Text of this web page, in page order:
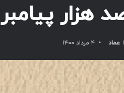
هزار پیامبر
عماد ۴ مرداد ۱۴۰۰